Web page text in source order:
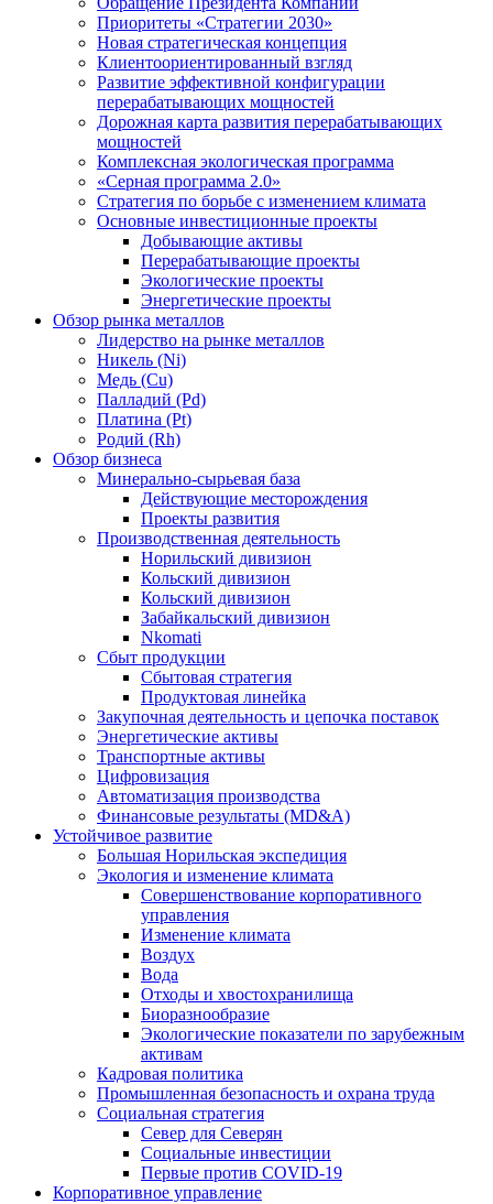
Приоритеты «Стратегии 2030»
Новая стратегическая концепция
Клиентоориентированный взгляд
Развитие эффективной конфигурации
перерабатывающих мощностей
Дорожная карта развития перерабатывающих
мощностей
Комплексная экологическая программа
«Серная программа 2.0»
Стратегия по борьбе с изменением климата
Основные инвестиционные проекты
Добывающие активы
Перерабатывающие проекты
Экологические проекты
Энергетические проекты
Обзор рынка металлов
Лидерство на рынке металлов
Никель (Ni)
Медь (Cu)
Палладий (Pd)
Платина (Pt)
Родий (Rh)
Обзор бизнеса
Минерально-сырьевая база
Действующие месторождения
Проекты развития
Производственная деятельность
Норильский дивизион
Кольский дивизион
Кольский дивизион
Забайкальский дивизион
Nkomati
Сбыт продукции
Сбытовая стратегия
Продуктовая линейка
Закупочная деятельность и цепочка поставок
Энергетические активы
Транспортные активы
Цифровизация
Автоматизация производства
Финансовые результаты (MD&A)
Устойчивое развитие
Большая Норильская экспедиция
Экология и изменение климата
Совершенствование корпоративного
управления
Изменение климата
Воздух
Вода
Отходы и хвостохранилища
Биоразнообразие
Экологические показатели по зарубежным
активам
Кадровая политика
Промышленная безопасность и охрана труда
Социальная стратегия
Север для Северян
Социальные инвестиции
Первые против COVID‑19
Корпоративное управление